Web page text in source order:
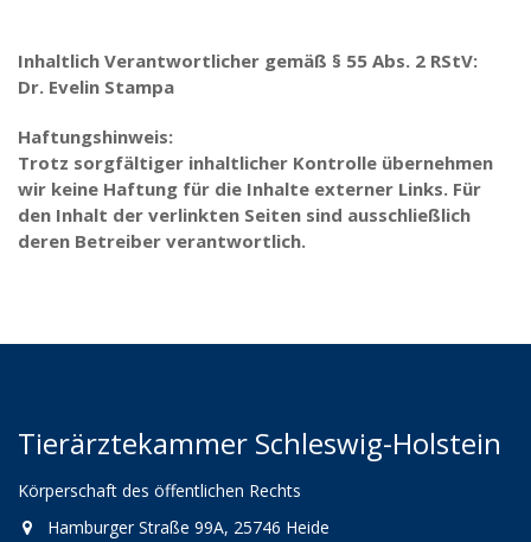
Inhaltlich Verantwortlicher gemäß § 55 Abs. 2 RStV:
Dr. Evelin Stampa
Haftungshinweis:
Trotz sorgfältiger inhaltlicher Kontrolle übernehmen
wir keine Haftung für die Inhalte externer Links. Für
den Inhalt der verlinkten Seiten sind ausschließlich
deren Betreiber verantwortlich.
Tierärztekammer Schleswig-Holstein
Körperschaft des öffentlichen Rechts
Hamburger Straße 99A, 25746 Heide